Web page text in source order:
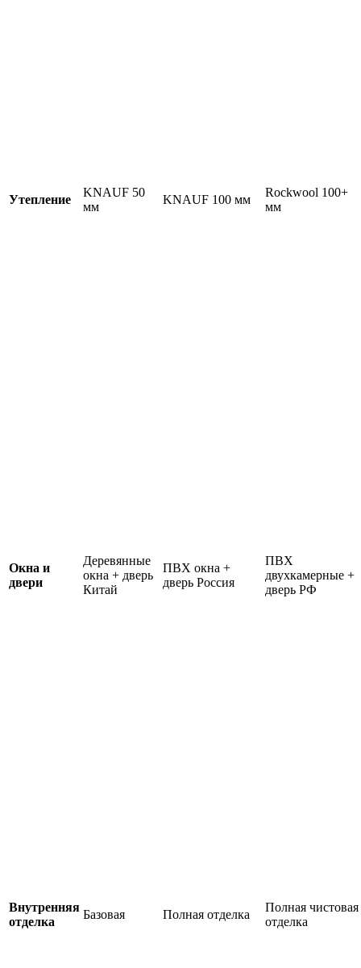
Утепление
KNAUF 50
мм
KNAUF 100 мм
Rockwool 100+
мм
Окна и
двери
Деревянные
окна + дверь
Китай
ПВХ окна +
дверь Россия
ПВХ
двухкамерные +
дверь РФ
Внутренняя
отделка
Базовая Полная отделка
Полная чистовая
отделка